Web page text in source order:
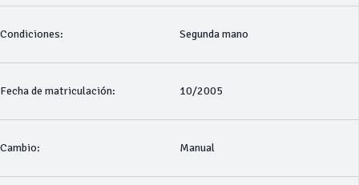
Condiciones: Segunda mano
Fecha de matriculación: 10/2005
Cambio: Manual